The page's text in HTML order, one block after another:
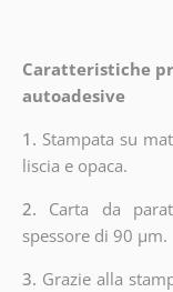
Caratteristiche
autoadesive
1. Stampata su
liscia e opaca.
2. Carta da
spessore di 90 µm.
3. Grazie alla